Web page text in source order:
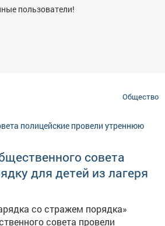
пользователи!
Общество
совета
для детей из лагеря
со стражем порядка»
совета провели